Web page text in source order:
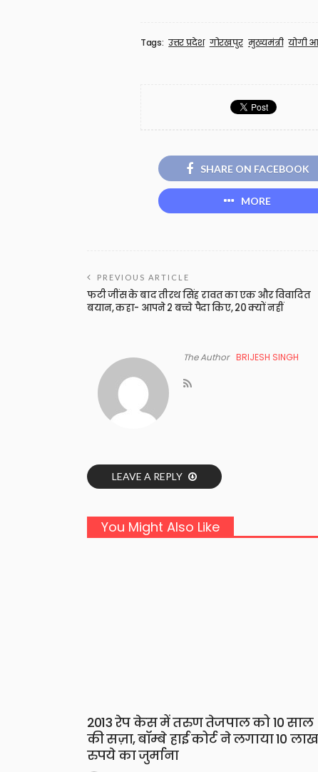
Tags: उत्तर प्रदेश गोरखपुर मुख्यमंत्री योगी
SHARE ON FACEBOOK
MORE
PREVIOUS ARTICLE
फटी जींस के बाद तीरथ सिंह रावत का एक और विवादित
बयान, कहा- आपने 2 बच्चे पैदा किए, 20 क्यों नहीं
The Author BRIJESH SINGH
LEAVE A REPLY
You Might Also Like
2013 रेप केस में तरुण तेजपाल को 10 साल
की सज़ा, बॉम्बे हाई कोर्ट ने लगाया 10 लाख
रुपये का जुर्माना